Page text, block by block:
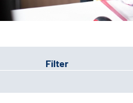
Gebärdensprache
Filter